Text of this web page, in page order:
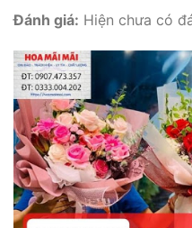
Đánh giá: Hiện chưa có